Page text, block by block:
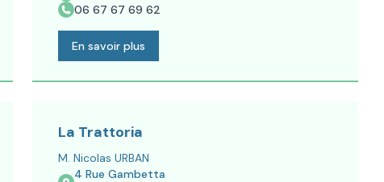
06 67 67 69 62
En savoir plus
La Trattoria
M. Nicolas URBAN
4 Rue Gambetta